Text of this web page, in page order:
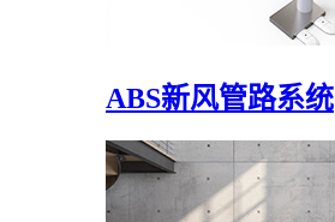
ABS新风管路系统